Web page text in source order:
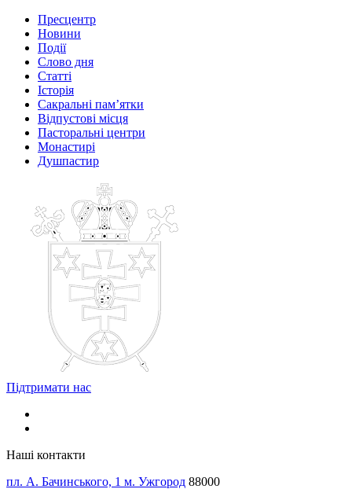
Пресцентр
Новини
Події
Слово дня
Статті
Історія
Сакральні пам’ятки
Відпустові місця
Пасторальні центри
Монастирі
Душпастир
Підтримати нас
Наші контакти
пл. А. Бачинського, 1 м. Ужгород 88000